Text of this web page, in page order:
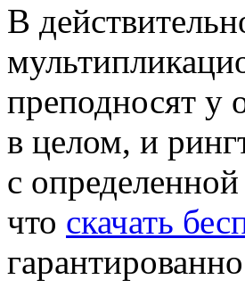
В
преподносят у
в целом, и
с
что скачать